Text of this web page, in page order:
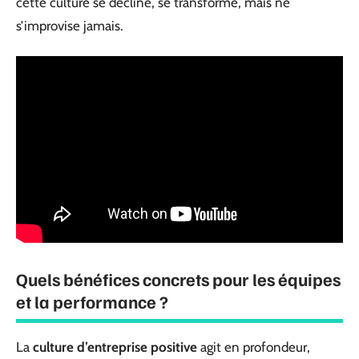
s’improvise jamais.
Quels bénéfices concrets pour les équipes
et la performance ?
La culture d’entreprise positive agit en profondeur,